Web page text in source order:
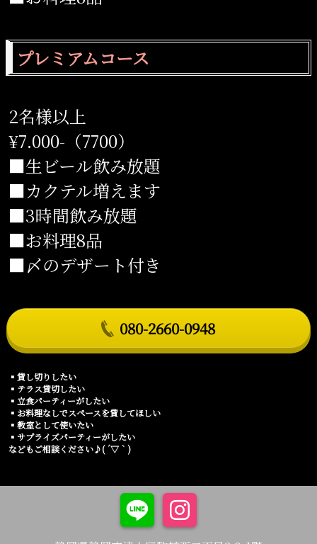
プレミアムコース
2名様以上
¥7.000-（7700）
■生ビール飲み放題
■カクテル増えます
■3時間飲み放題
■お料理8品
■〆のデザート付き
080-2660-0948
▪️貸し切りしたい
▪️テラス貸切したい
▪️立食パーティーがしたい
▪️お料理なしでスペースを貸してほしい
▪️教室として使いたい
▪️サプライズパーティーがしたい
などもご相談ください♪( ´▽｀)